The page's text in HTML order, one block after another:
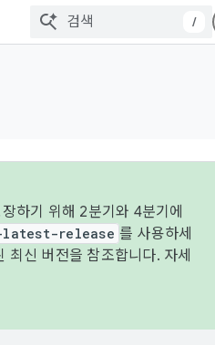
/
하기 위해 2분기와 4분기에
latest-release 를 사용하세
신 버전을 참조합니다. 자세